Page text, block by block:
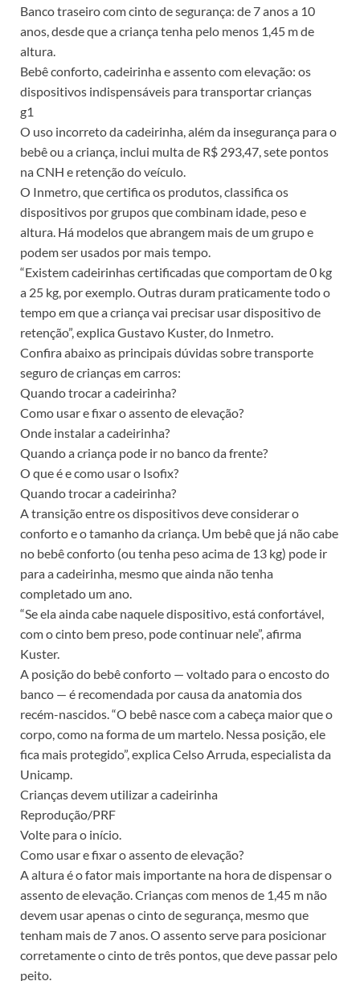
Banco traseiro com cinto de segurança: de 7 anos a 10
anos, desde que a criança tenha pelo menos 1,45 m de
altura.
Bebê conforto, cadeirinha e assento com elevação: os
dispositivos indispensáveis para transportar crianças
g1
O uso incorreto da cadeirinha, além da insegurança para o
bebê ou a criança, inclui multa de R$ 293,47, sete pontos
na CNH e retenção do veículo.
O Inmetro, que certifica os produtos, classifica os
dispositivos por grupos que combinam idade, peso e
altura. Há modelos que abrangem mais de um grupo e
podem ser usados por mais tempo.
“Existem cadeirinhas certificadas que comportam de 0 kg
a 25 kg, por exemplo. Outras duram praticamente todo o
tempo em que a criança vai precisar usar dispositivo de
retenção”, explica Gustavo Kuster, do Inmetro.
Confira abaixo as principais dúvidas sobre transporte
seguro de crianças em carros:
Quando trocar a cadeirinha?
Como usar e fixar o assento de elevação?
Onde instalar a cadeirinha?
Quando a criança pode ir no banco da frente?
O que é e como usar o Isofix?
Quando trocar a cadeirinha?
A transição entre os dispositivos deve considerar o
conforto e o tamanho da criança. Um bebê que já não cabe
no bebê conforto (ou tenha peso acima de 13 kg) pode ir
para a cadeirinha, mesmo que ainda não tenha
completado um ano.
“Se ela ainda cabe naquele dispositivo, está confortável,
com o cinto bem preso, pode continuar nele”, afirma
Kuster.
A posição do bebê conforto — voltado para o encosto do
banco — é recomendada por causa da anatomia dos
recém-nascidos. “O bebê nasce com a cabeça maior que o
corpo, como na forma de um martelo. Nessa posição, ele
fica mais protegido”, explica Celso Arruda, especialista da
Unicamp.
Crianças devem utilizar a cadeirinha
Reprodução/PRF
Volte para o início.
Como usar e fixar o assento de elevação?
A altura é o fator mais importante na hora de dispensar o
assento de elevação. Crianças com menos de 1,45 m não
devem usar apenas o cinto de segurança, mesmo que
tenham mais de 7 anos. O assento serve para posicionar
corretamente o cinto de três pontos, que deve passar pelo
peito.